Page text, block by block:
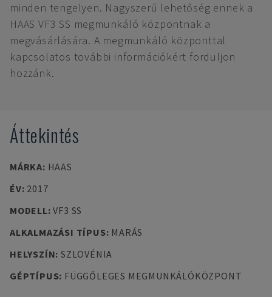
minden tengelyen. Nagyszerű lehetőség ennek a
HAAS VF3 SS megmunkáló központnak a
megvásárlására. A megmunkáló központtal
kapcsolatos további információkért forduljon
hozzánk.
Áttekintés
MÁRKA: HAAS
ÉV: 2017
MODELL:VF3 SS
ALKALMAZÁSI TÍPUS: MARÁS
HELYSZÍN: SZLOVÉNIA
GÉPTÍPUS: FÜGGŐLEGES MEGMUNKÁLÓKÖZPONT